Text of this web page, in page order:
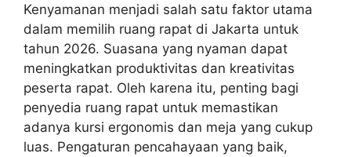
Kenyamanan menjadi salah satu faktor utama
dalam memilih ruang rapat di Jakarta untuk
tahun 2026. Suasana yang nyaman dapat
meningkatkan produktivitas dan kreativitas
peserta rapat. Oleh karena itu, penting bagi
penyedia ruang rapat untuk memastikan
adanya kursi ergonomis dan meja yang cukup
luas. Pengaturan pencahayaan yang baik,